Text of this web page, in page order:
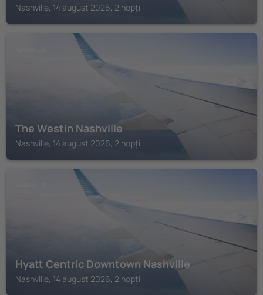
Nashville, 14 august 2026, 2 nopți
The Westin Nashville
Nashville, 14 august 2026, 2 nopți
Hyatt Centric Downtown Nashville
Nashville, 14 august 2026, 2 nopți